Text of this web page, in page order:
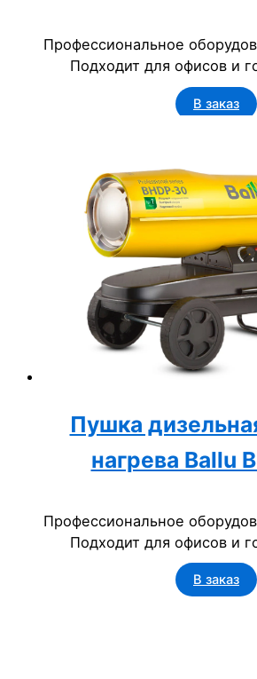
Профессиональное
Подходит для офисов и
В заказ
Пушка
нагрева Ballu
Профессиональное
Подходит для офисов и
В заказ